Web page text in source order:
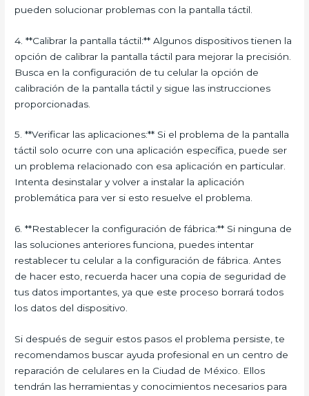
pueden solucionar problemas con la pantalla táctil.
4. **Calibrar la pantalla táctil:** Algunos dispositivos tienen la
opción de calibrar la pantalla táctil para mejorar la precisión.
Busca en la configuración de tu celular la opción de
calibración de la pantalla táctil y sigue las instrucciones
proporcionadas.
5. **Verificar las aplicaciones:** Si el problema de la pantalla
táctil solo ocurre con una aplicación específica, puede ser
un problema relacionado con esa aplicación en particular.
Intenta desinstalar y volver a instalar la aplicación
problemática para ver si esto resuelve el problema.
6. **Restablecer la configuración de fábrica:** Si ninguna de
las soluciones anteriores funciona, puedes intentar
restablecer tu celular a la configuración de fábrica. Antes
de hacer esto, recuerda hacer una copia de seguridad de
tus datos importantes, ya que este proceso borrará todos
los datos del dispositivo.
Si después de seguir estos pasos el problema persiste, te
recomendamos buscar ayuda profesional en un centro de
reparación de celulares en la Ciudad de México. Ellos
tendrán las herramientas y conocimientos necesarios para